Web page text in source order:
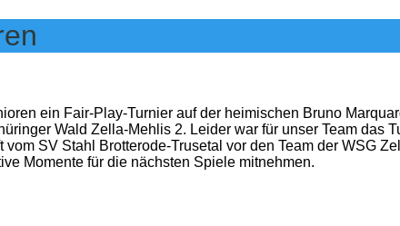
ein Fair-Play-Turnier auf der heimischen Bruno
Wald Zella-Mehlis 2. Leider war für unser Team das
SV Stahl Brotterode-Trusetal vor den Team der WSG
Momente für die nächsten Spiele mitnehmen.